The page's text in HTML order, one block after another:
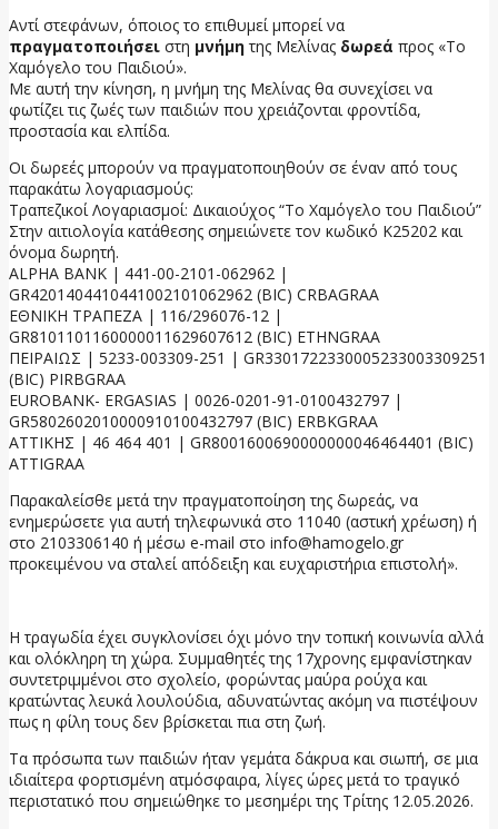
Αντί στεφάνων, όποιος το επιθυμεί μπορεί να
πραγματοποιήσει στη μνήμητης Μελίνας δωρεά προς «Το
Χαμόγελο του Παιδιού».
Με αυτή την κίνηση, η μνήμη της Μελίνας θα συνεχίσει να
φωτίζει τις ζωές των παιδιών που χρειάζονται φροντίδα,
προστασία και ελπίδα.
Οι δωρεές μπορούν να πραγματοποιηθούν σε έναν από τους
παρακάτω λογαριασμούς:
Τραπεζικοί Λογαριασμοί: Δικαιούχος “Το Χαμόγελο του Παιδιού”
Στην αιτιολογία κατάθεσης σημειώνετε τον κωδικό Κ25202 και
όνομα δωρητή.
ALPHA BANK | 441-00-2101-062962 |
GR4201404410441002101062962 (BIC) CRBAGRAA
ΕΘΝΙΚΗ ΤΡΑΠΕΖΑ | 116/296076-12 |
GR8101101160000011629607612 (BIC) ETHNGRAA
ΠΕΙΡΑΙΩΣ | 5233-003309-251 | GR3301722330005233003309251
(BIC) PIRBGRAA
EUROBANK- ERGASIAS | 0026-0201-91-0100432797 |
GR5802602010000910100432797 (BIC) ERBKGRAA
ΑΤΤΙΚΗΣ | 46 464 401 | GR8001600690000000046464401 (BIC)
ATTIGRAA
Παρακαλείσθε μετά την πραγματοποίηση της δωρεάς, να
ενημερώσετε για αυτή τηλεφωνικά στο 11040 (αστική χρέωση) ή
στο 2103306140 ή μέσω e-mail στο info@hamogelo.gr
προκειμένου να σταλεί απόδειξη και ευχαριστήρια επιστολή».
Η τραγωδία έχει συγκλονίσει όχι μόνο την τοπική κοινωνία αλλά
και ολόκληρη τη χώρα. Συμμαθητές της 17χρονης εμφανίστηκαν
συντετριμμένοι στο σχολείο, φορώντας μαύρα ρούχα και
κρατώντας λευκά λουλούδια, αδυνατώντας ακόμη να πιστέψουν
πως η φίλη τους δεν βρίσκεται πια στη ζωή.
Τα πρόσωπα των παιδιών ήταν γεμάτα δάκρυα και σιωπή, σε μια
ιδιαίτερα φορτισμένη ατμόσφαιρα, λίγες ώρες μετά το τραγικό
περιστατικό που σημειώθηκε το μεσημέρι της Τρίτης 12.05.2026.